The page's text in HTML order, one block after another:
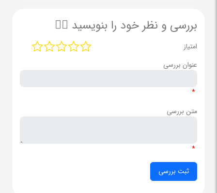
بررسی و نظر خود را بنویسید ✍🏻
امتیاز
عنوان بررسی
*
متن بررسی
*